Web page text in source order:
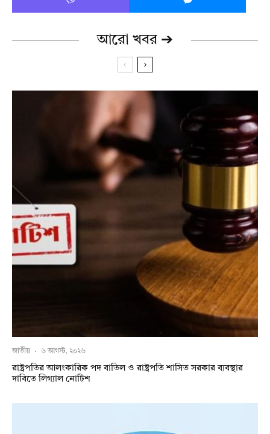
আরো খবর ➔
জাতীয় · ৬ আগস্ট, ২০২৬
রাষ্ট্রপতির আলংকারিক পদ বাতিল ও রাষ্ট্রপতি শাসিত সরকার ব্যবস্থার
দাবিতে লিগ্যাল নোটিশ